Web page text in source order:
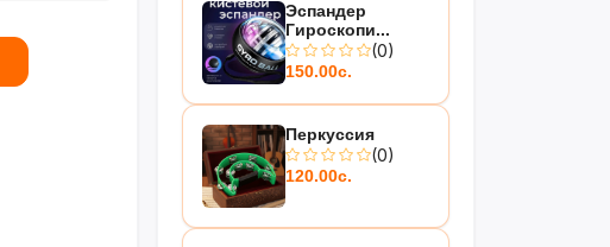
Эспандер
Гироскопи...
(0)
150.00с.
Перкуссия
(0)
120.00с.